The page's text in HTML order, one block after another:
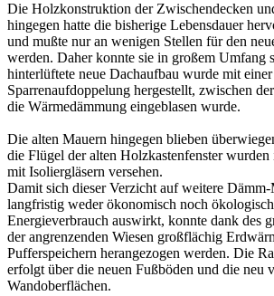
Die Holzkonstruktion der Zwischendecken
hingegen hatte die bisherige Lebensdauer
und mußte nur an wenigen Stellen für den
werden. Daher konnte sie in großem Umfang
hinterlüftete neue Dachaufbau wurde mit einer
Sparrenaufdoppelung hergestellt, zwischen
die Wärmedämmung eingeblasen wurde.
Die alten Mauern hingegen blieben
die Flügel der alten Holzkastenfenster wurden
mit Isoliergläsern versehen.
Damit sich dieser Verzicht auf weitere
langfristig weder ökonomisch noch
Energieverbrauch auswirkt, konnte dank des
der angrenzenden Wiesen großflächig
Pufferspeichern herangezogen werden. Die
erfolgt über die neuen Fußböden und die neu
Wandoberflächen.